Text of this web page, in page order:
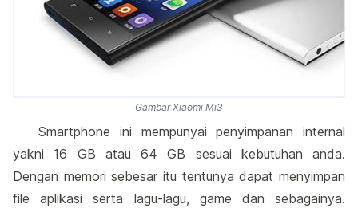
Gambar Xiaomi Mi3
Smartphone ini mempunyai penyimpanan internal
yakni 16 GB atau 64 GB sesuai kebutuhan anda.
Dengan memori sebesar itu tentunya dapat menyimpan
file aplikasi serta lagu-lagu, game dan sebagainya.